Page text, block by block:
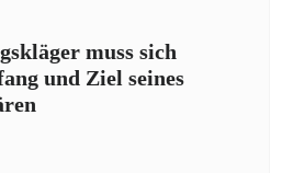
muss sich
und Ziel seines